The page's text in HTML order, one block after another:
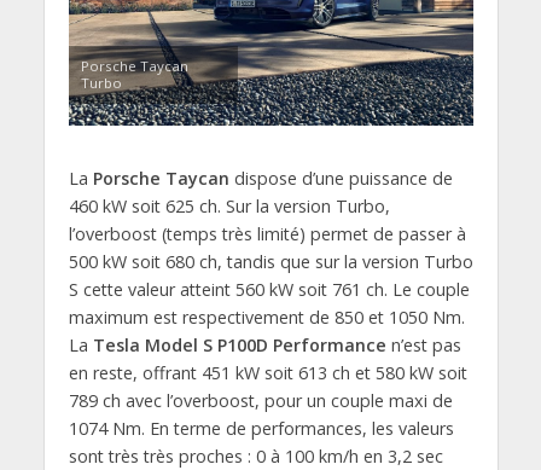
Porsche Taycan
Turbo
La Porsche Taycan dispose d’une puissance de
460 kW soit 625 ch. Sur la version Turbo,
l’overboost (temps très limité) permet de passer à
500 kW soit 680 ch, tandis que sur la version Turbo
S cette valeur atteint 560 kW soit 761 ch. Le couple
maximum est respectivement de 850 et 1050 Nm.
La Tesla Model S P100D Performance n’est pas
en reste, offrant 451 kW soit 613 ch et 580 kW soit
789 ch avec l’overboost, pour un couple maxi de
1074 Nm. En terme de performances, les valeurs
sont très très proches : 0 à 100 km/h en 3,2 sec